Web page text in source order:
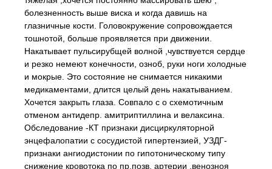
болезненность выше виска и когда давишь на
глазничные кости. Головокружение сопровождается
тошнотой, больше проявляется при движении.
Накатывает пульсирубщей волной ,чувствуется сердце
и резко немеют конечности, озноб, руки ноги холодные
и мокрые. Это состояние не снимается никакими
медикаментами, длится целый день накатыванием.
Хочется закрыть глаза. Совпало с о схемотичным
отменом антидепр. амитриптиллина и велаксина.
Обследование -КТ признаки дисциркуляторной
энцефалопатии с сосудистой гипертензией, УЗДГ-
признаки ангиодистонии по гипотоническому типу
снижение кровотока по пр.позв. артерии ,венозноя